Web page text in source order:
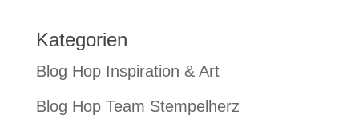
Kategorien
Blog Hop Inspiration & Art
Blog Hop Team Stempelherz